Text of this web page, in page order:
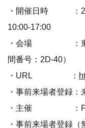
・開催日時 ：
10:00-17:00
・会場 ：東京
間番号：2D-40）
・URL ：
・事前来場者登録：
・主催 ：
・事前来場者登録